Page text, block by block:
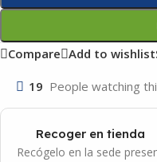
Compare Add to wishlist
19 People watching
Recoger en tienda
Recógelo en la sede